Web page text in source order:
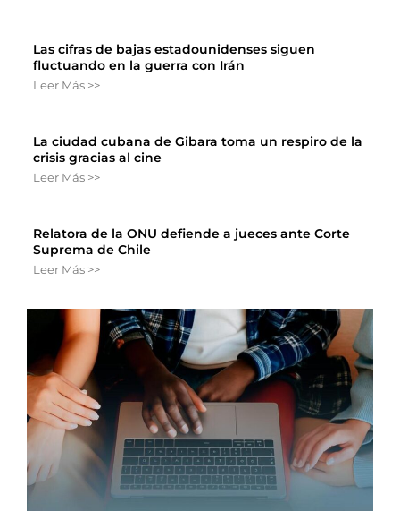
Las cifras de bajas estadounidenses siguen
fluctuando en la guerra con Irán
Leer Más >>
La ciudad cubana de Gibara toma un respiro de la
crisis gracias al cine
Leer Más >>
Relatora de la ONU defiende a jueces ante Corte
Suprema de Chile
Leer Más >>